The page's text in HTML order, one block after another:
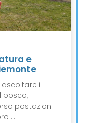
e
il
bosco,
postazioni
...